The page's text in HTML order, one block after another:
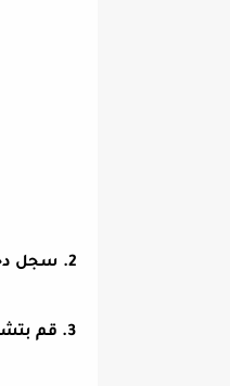
2. سجل دخولك لحسابك وتصفح اخر الاخبار.
3. قم بتشغيل الفيديو المطلوب تحميلة.